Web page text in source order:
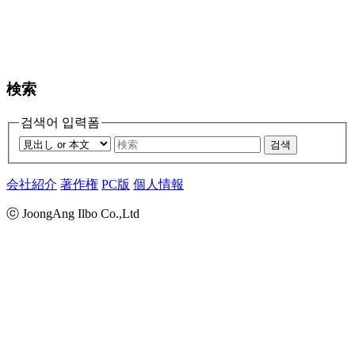
検索
검색어 입력폼
검색
会社紹介 著作権 PC版 個人情報
ⓒ JoongAng Ilbo Co.,Ltd